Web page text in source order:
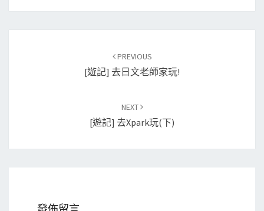
PREVIOUS
[遊記] 去日文老師家玩!
NEXT
[遊記] 去xpark玩(下)